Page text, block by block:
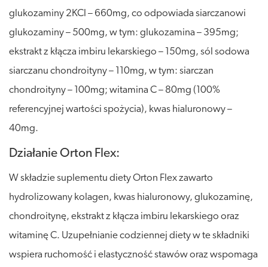
glukozaminy 2KCl – 660mg, co odpowiada siarczanowi
glukozaminy – 500mg, w tym: glukozamina – 395mg;
ekstrakt z kłącza imbiru lekarskiego – 150mg, sól sodowa
siarczanu chondroityny – 110mg, w tym: siarczan
chondroityny – 100mg; witamina C – 80mg (100%
referencyjnej wartości spożycia), kwas hialuronowy –
40mg.
Działanie Orton Flex:
W składzie suplementu diety Orton Flex zawarto
hydrolizowany kolagen, kwas hialuronowy, glukozaminę,
chondroitynę, ekstrakt z kłącza imbiru lekarskiego oraz
witaminę C. Uzupełnianie codziennej diety w te składniki
wspiera ruchomość i elastyczność stawów oraz wspomaga